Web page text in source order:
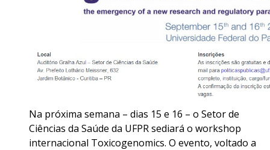
Na próxima semana – dias 15 e 16 – o Setor de
Ciências da Saúde da UFPR sediará o workshop
internacional Toxicogenomics. O evento, voltado a